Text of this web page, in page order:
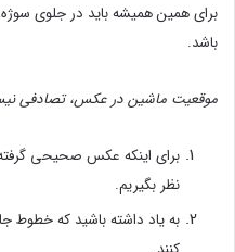
برای همین همیشه باید در جلوی
باشد.
موقعیت ماشین در عکس، تصادفی
برای اینکه عکس صحیحی گرفته
نظر بگیریم.
به یاد داشته باشید که خطوط